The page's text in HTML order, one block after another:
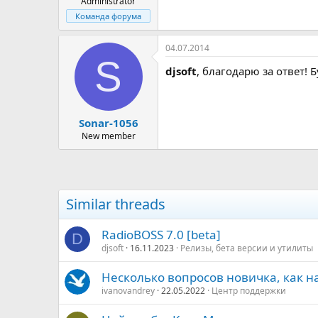
Команда форума
S
Sonar-1056
New member
04.07.2014
djsoft, благодарю за ответ!
Similar threads
D RadioBOSS 7.0 [beta]
djsoft 16.11.2023 Релизы, бета версии и утилиты
Несколько вопросов новичка, как
ivanovandrey 22.05.2022 Центр поддержки